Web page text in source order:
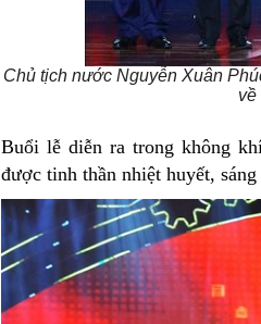
Chủ tịch nước Nguyễn Xuân
về
Buổi lễ diễn ra trong không
được tinh thần nhiệt huyết,